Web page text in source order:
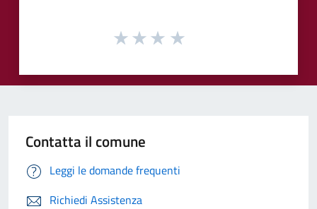
Contatta il comune
Leggi le domande frequenti
Richiedi Assistenza